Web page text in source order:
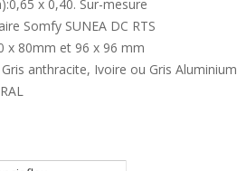
x 0,40. Sur-mesure
Somfy SUNEA DC RTS
x 80mm et 96 x 96 mm
anthracite, Ivoire ou Gris Aluminium